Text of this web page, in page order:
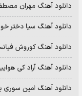
دانلود آهنگ مهران
دانلود آهنگ سیا دختر
دانلود آهنگ کوروش
دانلود آهنگ آراد کی
دانلود آهنگ امین